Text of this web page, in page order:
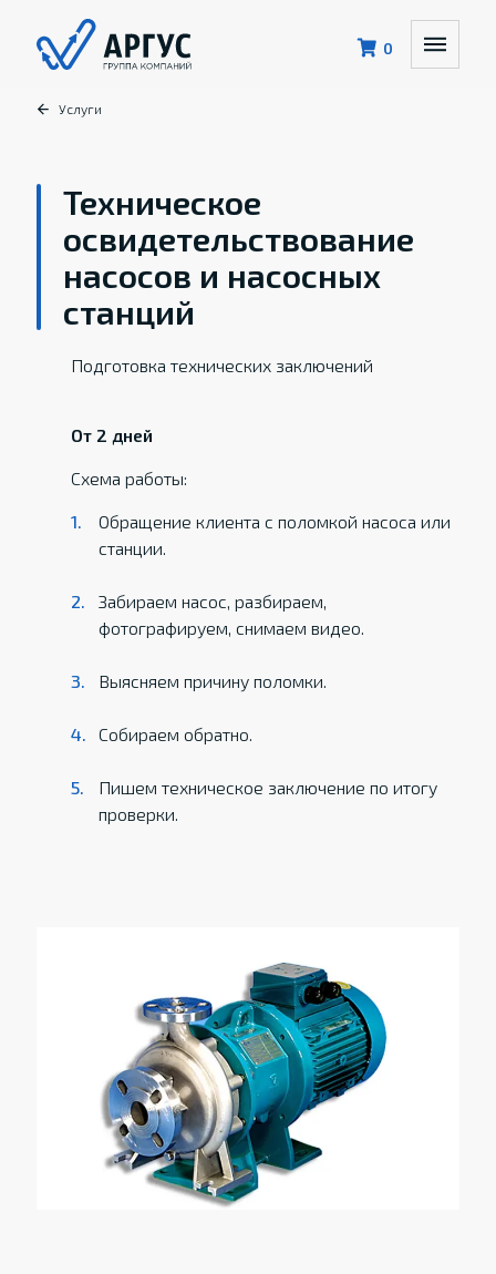
0
Услуги
Техническое
освидетельствование
насосов и насосных
станций
Подготовка технических заключений
От 2 дней
Схема работы:
Обращение клиента с поломкой насоса или
станции.
Забираем насос, разбираем,
фотографируем, снимаем видео.
Выясняем причину поломки.
Собираем обратно.
Пишем техническое заключение по итогу
проверки.